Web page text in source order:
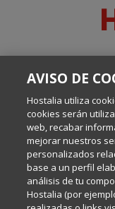
Escrito por el equipo
AVISO DE
Hostalia utiliza
cookies serán
web, recabar
mejorar nuestros
personalizados
base a un perfil
análisis de tu
Hostalia (por